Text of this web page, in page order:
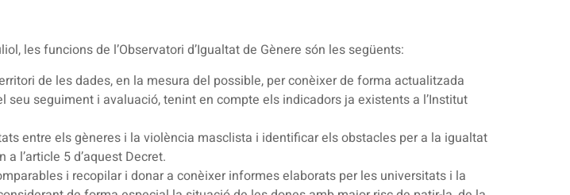
les funcions de l’Observatori d’Igualtat de Gènere són les següents:
de les dades, en la mesura del possible, per conèixer de forma actualitzada
seguiment i avaluació, tenint en compte els indicadors ja existents a l’Institut
entre els gèneres i la violència masclista i identificar els obstacles per a la igualtat
l’article 5 d’aquest Decret.
i recopilar i donar a conèixer informes elaborats per les universitats i la